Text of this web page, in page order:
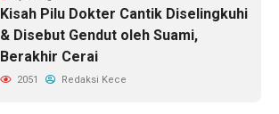
Kisah Pilu Dokter Cantik Diselingkuhi
& Disebut Gendut oleh Suami,
Berakhir Cerai
2051 Redaksi Kece